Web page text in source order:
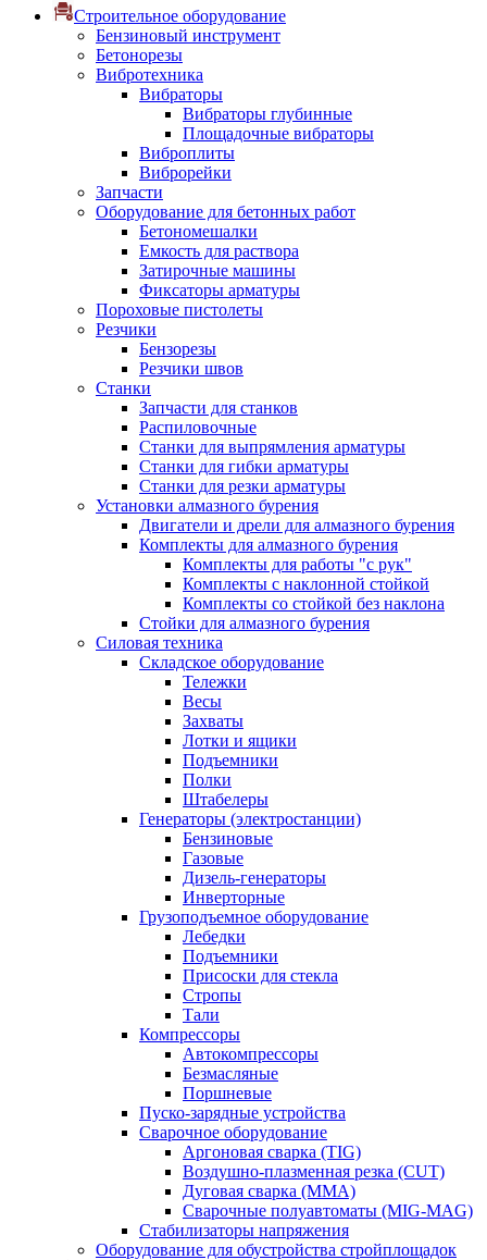
Строительное оборудование
Бензиновый инструмент
Бетонорезы
Вибротехника
Вибраторы
Вибраторы глубинные
Площадочные вибраторы
Виброплиты
Виброрейки
Запчасти
Оборудование для бетонных работ
Бетономешалки
Емкость для раствора
Затирочные машины
Фиксаторы арматуры
Пороховые пистолеты
Резчики
Бензорезы
Резчики швов
Станки
Запчасти для станков
Распиловочные
Станки для выпрямления арматуры
Станки для гибки арматуры
Станки для резки арматуры
Установки алмазного бурения
Двигатели и дрели для алмазного бурения
Комплекты для алмазного бурения
Комплекты для работы "с рук"
Комплекты с наклонной стойкой
Комплекты со стойкой без наклона
Стойки для алмазного бурения
Силовая техника
Складское оборудование
Тележки
Весы
Захваты
Лотки и ящики
Подъемники
Полки
Штабелеры
Генераторы (электростанции)
Бензиновые
Газовые
Дизель-генераторы
Инверторные
Грузоподъемное оборудование
Лебедки
Подъемники
Присоски для стекла
Стропы
Тали
Компрессоры
Автокомпрессоры
Безмасляные
Поршневые
Пуско-зарядные устройства
Сварочное оборудование
Аргоновая сварка (TIG)
Воздушно-плазменная резка (CUT)
Дуговая сварка (ММА)
Сварочные полуавтоматы (MIG-MAG)
Стабилизаторы напряжения
Оборудование для обустройства стройплощадок